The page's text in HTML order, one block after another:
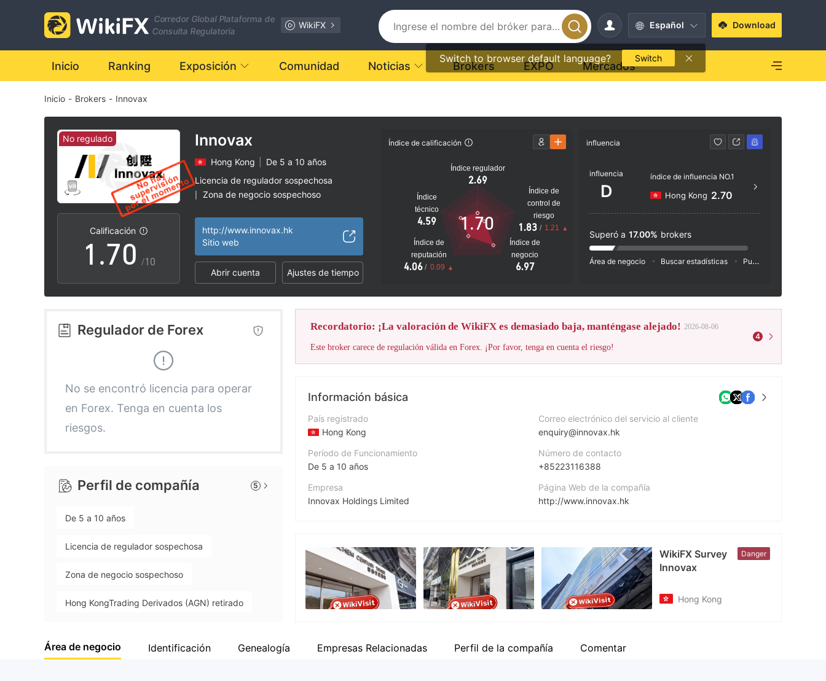
Corredor Global Plataforma de
Consulta Regulatoria
WikiFX Español
Switch to browser default language? Switch
Download
Inicio Ranking Exposición Comunidad Noticias Brokers EXPO Mercados
Inicio - Brokers - Innovax
No regulado
Calificación
0
1
2
3
5
6
9
.
1
2
3
4
5
6
7
8
9
0
1
2
4
8
9
/10
Innovax
Hong Kong
De 5 a 10 años
Licencia de regulador sospechosa
Zona de negocio sospechoso
retirado
Riesgo potencial alto
http://www.innovax.hk
Sitio web
Abrir cuenta Ajustes de tiempo
Índice de calificación
Índice regulador
2.69
Índice
técnico
4.59
Índice de
reputación
4.06 / 0.09
Índice de
negocio
6.97
Índice de
control de
riesgo
1.83 / 1.21
1.70
influencia
influencia
D
índice de influencia NO.1
Hong Kong 2.70
Superó a 17.00% brokers
Área de negocio Buscar estadísticas Publicidad
Regulador de Forex
No se encontró licencia para operar
en Forex. Tenga en cuenta los
riesgos.
Perfil de compañía 5
De 5 a 10 años
Licencia de regulador sospechosa
Zona de negocio sospechoso
Hong KongTrading Derivados (AGN) retirado
Recordatorio: ¡La valoración de WikiFX es demasiado baja, manténgase alejado! 2026-08-06
Este broker carece de regulación válida en Forex. ¡Por favor, tenga en cuenta el riesgo!
4
Información básica
País registrado
Hong Kong
Período de Funcionamiento
De 5 a 10 años
Empresa
Innovax Holdings Limited
Empleado de la empresa
--
Correo electrónico del servicio al cliente
enquiry@innovax.hk
Número de contacto
+85223116388
Página Web de la compañía
http://www.innovax.hk
WikiFX Survey
Innovax
Danger
Hong Kong
Área de negocio Identificación Genealogía Empresas Relacionadas Perfil de la compañía Comentar